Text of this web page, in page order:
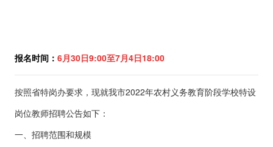
报名时间： 6月30日9:00至7月4日18:00
按照省特岗办要求，现就我市2022年农村义务教育阶段学校特设
岗位教师招聘公告如下：
一、招聘范围和规模